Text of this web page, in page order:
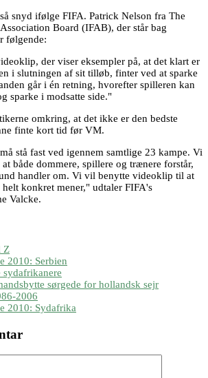
snyd ifølge FIFA. Patrick Nelson fra The
Board (IFAB), der står bag
følgende:
der viser eksempler på, at det klart er
i slutningen af sit tilløb, finter ved at sparke
går i én retning, hvorefter spilleren kan
sparke i modsatte side."
omkring, at det ikke er den bedste
finte kort tid før VM.
stå fast ved igennem samtlige 23 kampe. Vi
både dommere, spillere og trænere forstår,
handler om. Vi vil benytte videoklip til at
konkret mener," udtaler FIFA's
Valcke.
Z
2010: Serbien
sørgede for hollandsk sejr
2006
2010: Sydafrika